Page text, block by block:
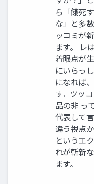
ら「餓死
な」と多
ッコミが
ます。 レ
着眼点が
にいらっ
になれば
す。ツッ
品の非 っ
代表して
違う視点
というエ
れが斬新
ます。